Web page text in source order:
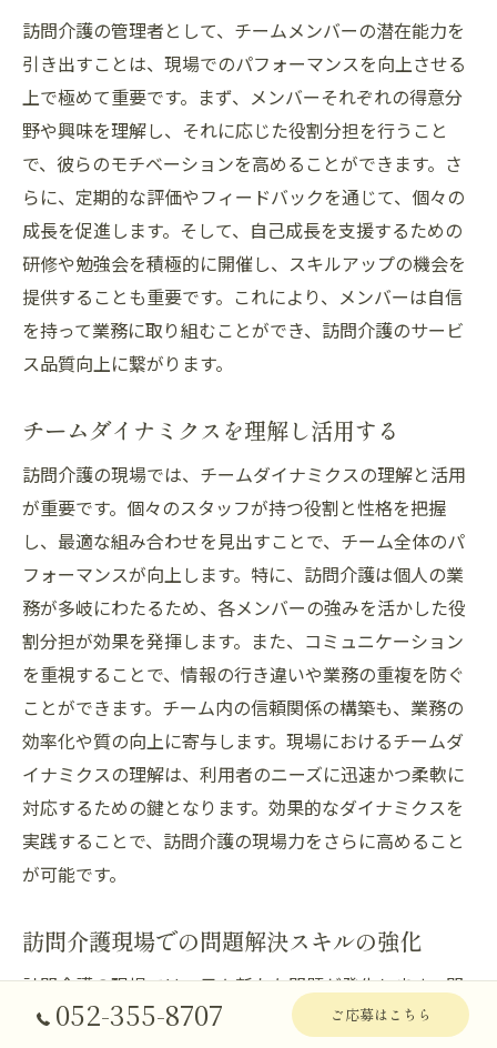
訪問介護の管理者として、チームメンバーの潜在能力を
引き出すことは、現場でのパフォーマンスを向上させる
上で極めて重要です。まず、メンバーそれぞれの得意分
野や興味を理解し、それに応じた役割分担を行うこと
で、彼らのモチベーションを高めることができます。さ
らに、定期的な評価やフィードバックを通じて、個々の
成長を促進します。そして、自己成長を支援するための
研修や勉強会を積極的に開催し、スキルアップの機会を
提供することも重要です。これにより、メンバーは自信
を持って業務に取り組むことができ、訪問介護のサービ
ス品質向上に繋がります。
チームダイナミクスを理解し活用する
訪問介護の現場では、チームダイナミクスの理解と活用
が重要です。個々のスタッフが持つ役割と性格を把握
し、最適な組み合わせを見出すことで、チーム全体のパ
フォーマンスが向上します。特に、訪問介護は個人の業
務が多岐にわたるため、各メンバーの強みを活かした役
割分担が効果を発揮します。また、コミュニケーション
を重視することで、情報の行き違いや業務の重複を防ぐ
ことができます。チーム内の信頼関係の構築も、業務の
効率化や質の向上に寄与します。現場におけるチームダ
イナミクスの理解は、利用者のニーズに迅速かつ柔軟に
対応するための鍵となります。効果的なダイナミクスを
実践することで、訪問介護の現場力をさらに高めること
が可能です。
訪問介護現場での問題解決スキルの強化
訪問介護の現場では、日々新たな問題が発生します。問
題解決スキルを強化するためには、まず状況を正確に把
052-355-8707 ご応募はこちら